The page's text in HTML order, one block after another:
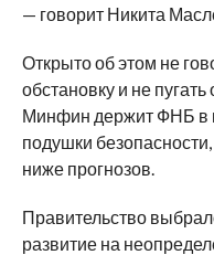
— говорит Никита
Открыто об этом не
обстановку и не
Минфин держит ФНБ в
подушки
ниже прогнозов.
Правительство
развитие на